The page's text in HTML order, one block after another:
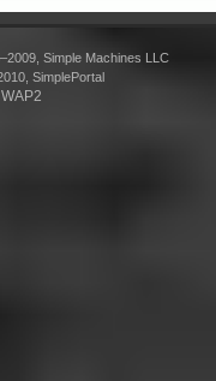
Simple Machines LLC
SimplePortal
WAP2